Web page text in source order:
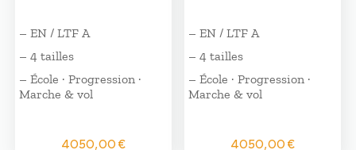
– EN / LTF A
– 4 tailles
– École · Progression ·
Marche & vol
4050,00€
– EN / LTF A
– 4 tailles
– École · Progression ·
Marche & vol
4050,00€